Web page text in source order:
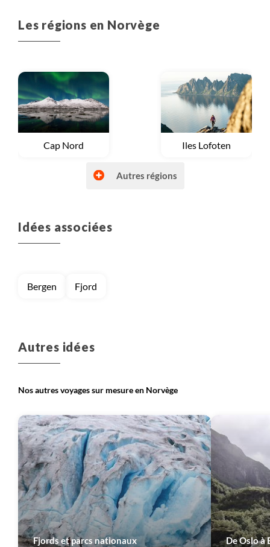
Les régions en Norvège
Voyage
Cap Nord Voyage
Iles Lofoten
Voyage
Laponie norvégienne
Autres régions
Idées associées
Bergen Fjord
Autres idées
Nos autres voyages sur mesure en Norvège
Fjords et parcs nationaux De Oslo à